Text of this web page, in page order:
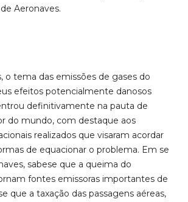
Aeronaves.
o tema das emissões de gases do
efeitos potencialmente danosos
definitivamente na pauta de
do mundo, com destaque aos
realizados que visaram acordar
de equacionar o problema. Em se
sabese que a queima do
fontes emissoras importantes de
que a taxação das passagens aéreas,